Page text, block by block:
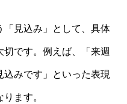
「見込み」として、具体
です。例えば、「来週
みです」といった表現
ます。